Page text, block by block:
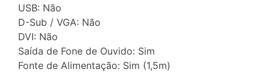
USB: Não
D-Sub / VGA: Não
DVI: Não
Saída de Fone de Ouvido: Sim
Fonte de Alimentação: Sim (1,5m)